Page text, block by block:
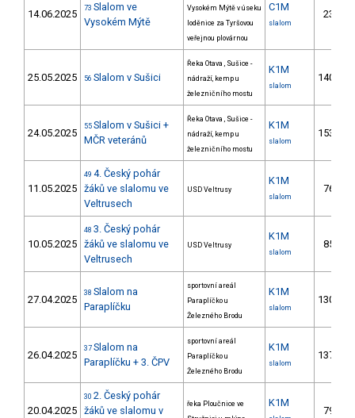
14.06.2025 73 Slalom ve
Vysokém Mýtě
Vysokém Mýtě v úseku
loděnice za Tyršovou
veřejnou plovárnou
C1M
slalom
23.
25.05.2025 56 Slalom v Sušici
Řeka Otava , Sušice -
nádraží, kemp u
železničního mostu
K1M
slalom
140.
24.05.2025
55 Slalom v Sušici +
MČR veteránů
Řeka Otava , Sušice -
nádraží, kemp u
železničního mostu
K1M
slalom
153.
11.05.2025
49 4. Český pohár
žáků ve slalomu ve
Veltrusech
USD Veltrusy
K1M
slalom
76.
10.05.2025
48 3. Český pohár
žáků ve slalomu ve
Veltrusech
USD Veltrusy
K1M
slalom
85.
27.04.2025
38 Slalom na
Paraplíčku
sportovní areál
Paraplíčko u
Železného Brodu
K1M
slalom
130.
26.04.2025
37 Slalom na
Paraplíčku + 3. ČPV
sportovní areál
Paraplíčko u
Železného Brodu
K1M
slalom
137.
20.04.2025
30 2. Český pohár
žáků ve slalomu v
řeka Ploučnice ve
K1M
79.